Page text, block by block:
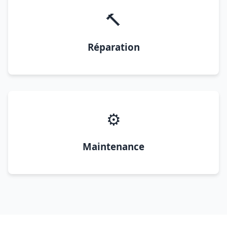
🔨
Réparation
⚙️
Maintenance